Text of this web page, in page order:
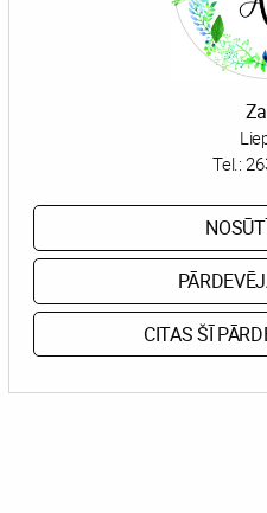
Tel.:
CITAS ŠĪ